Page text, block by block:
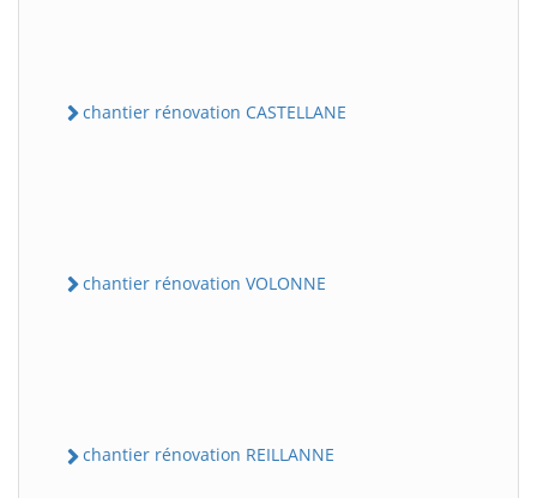
chantier rénovation CASTELLANE
chantier rénovation VOLONNE
chantier rénovation REILLANNE